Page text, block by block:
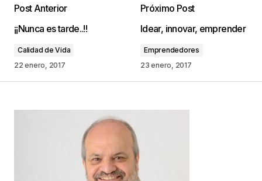
publicada. Los campos obligatorios están
*
Post Anterior
¡¡Nunca es tarde..!!
Calidad de Vida
22 enero, 2017
Próximo Post
Idear, innovar, emprender
Emprendedores
23 enero, 2017